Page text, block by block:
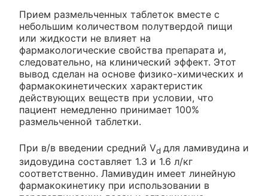
Прием размельченных таблеток вместе с
небольшим количеством полутвердой пищи
или жидкости не влияет на
фармакологические свойства препарата и,
следовательно, на клинический эффект. Этот
вывод сделан на основе физико-химических и
фармакокинетических характеристик
действующих веществ при условии, что
пациент немедленно принимает 100%
размельченной таблетки.
При в/в введении средний Vd для ламивудина и
зидовудина составляет 1.3 и 1.6 л/кг
соответственно. Ламивудин имеет линейную
фармакокинетику при использовании в